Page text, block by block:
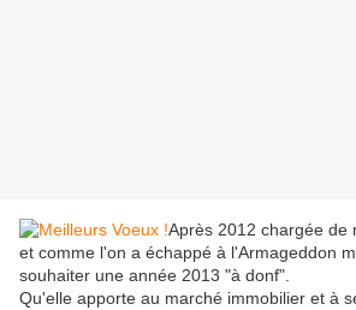
Après 2012 chargée de
et comme l'on a échappé à l'Armageddon
souhaiter une année 2013 "à donf".
Qu'elle apporte au marché immobilier et à